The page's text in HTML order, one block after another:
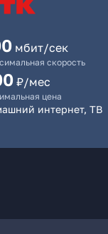
мбит/сек
скорость
₽/мес
цена
интернет, ТВ